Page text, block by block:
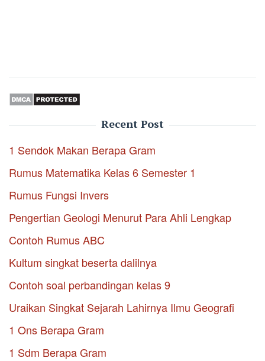
Recent Post
1 Sendok Makan Berapa Gram
Rumus Matematika Kelas 6 Semester 1
Rumus Fungsi Invers
Pengertian Geologi Menurut Para Ahli Lengkap
Contoh Rumus ABC
Kultum singkat beserta dalilnya
Contoh soal perbandingan kelas 9
Uraikan Singkat Sejarah Lahirnya Ilmu Geografi
1 Ons Berapa Gram
1 Sdm Berapa Gram